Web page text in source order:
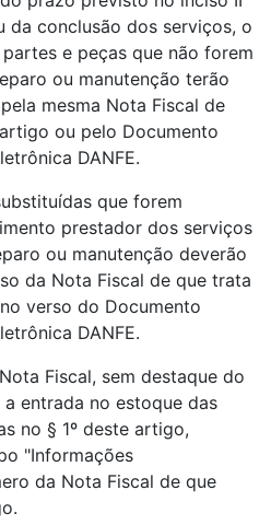
conclusão dos serviços, o
e peças que não forem
ou manutenção terão
mesma Nota Fiscal de
ou pelo Documento
DANFE.
que forem
prestador dos serviços
ou manutenção deverão
da Nota Fiscal de que trata
verso do Documento
DANFE.
Fiscal, sem destaque do
entrada no estoque das
no § 1º deste artigo,
"Informações
da Nota Fiscal de que